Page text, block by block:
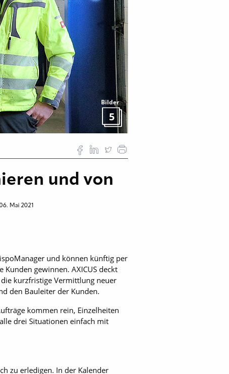
Bilder
5
und von
Mai 2021
und können künftig per
gewinnen. AXICUS deckt
kurzfristige Vermittlung neuer
den Bauleiter der Kunden.
kommen rein, Einzelheiten
drei Situationen einfach mit
zu erledigen. In der Kalender